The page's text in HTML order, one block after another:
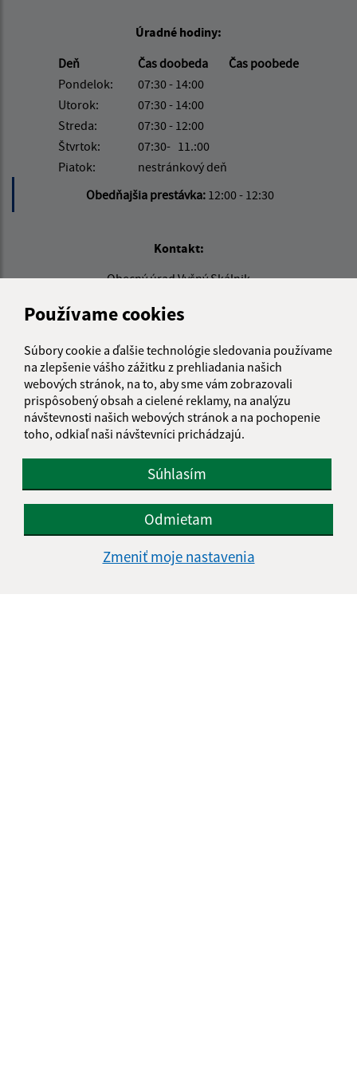
Používame cookies
Súbory cookie a ďalšie technológie sledovania používame
na zlepšenie vášho zážitku z prehliadania našich
webových stránok, na to, aby sme vám zobrazovali
prispôsobený obsah a cielené reklamy, na analýzu
návštevnosti našich webových stránok a na pochopenie
toho, odkiaľ naši návštevníci prichádzajú.
Súhlasím
Odmietam
Zmeniť moje nastavenia
Úradné hodiny:
Deň
Čas doobeda
Čas poobede
Pondelok:
07:30 - 14:00
Utorok:
07:30 - 14:00
Streda:
07:30 - 12:00
Štvrtok:
07:30- 11.:00
Piatok:
nestránkový deň
Obedňajšia prestávka: 12:00 - 12:30
Kontakt:
Obecný úrad Vyšný Skálnik
980 52 Hrachovo
info@vysnyskalnik.sk
+421 475 695 440
IČO: 00649619